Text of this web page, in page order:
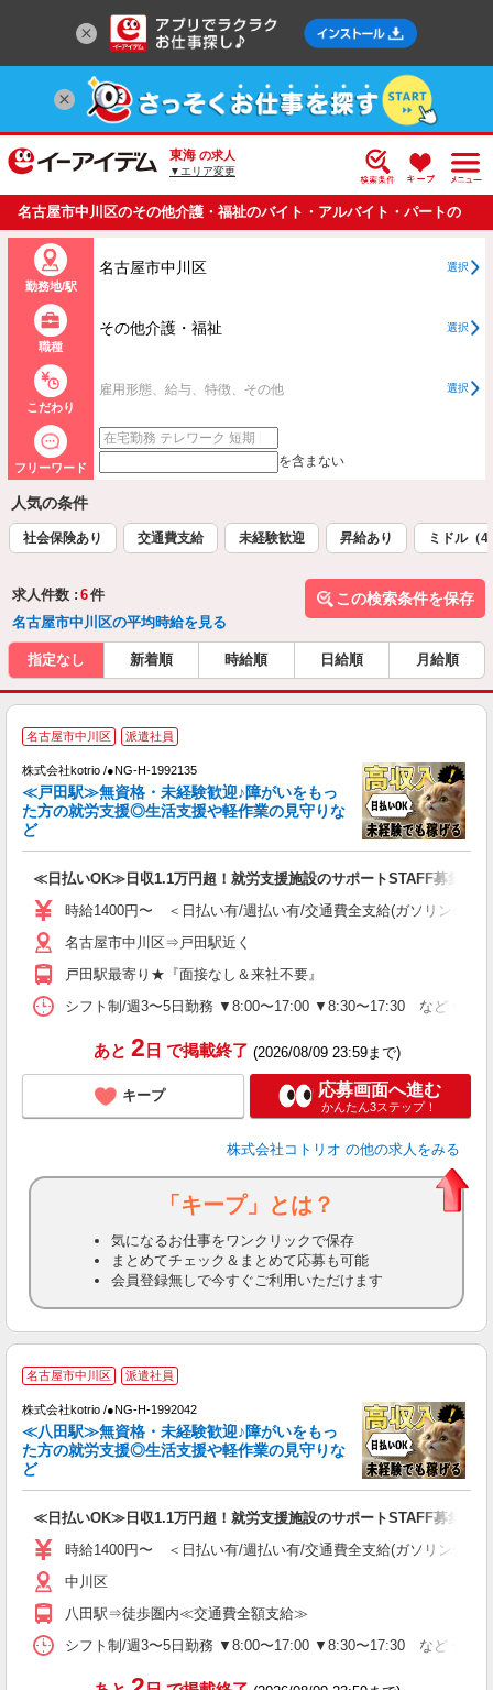
東海 の求人
▼エリア変更
名古屋市中川区のその他介護・福祉のバイト・アルバイト・パートの
求人情報一覧
勤務地/駅
名古屋市中川区 選択
職種
その他介護・福祉 選択
こだわり
雇用形態、給与、特徴、その他 選択
フリーワード を含まない
人気の条件
社会保険あり 交通費支給 未経験歓迎 昇給あり ミドル（
求人件数 : 6件
名古屋市中川区の平均時給を見る
この検索条件を保存
指定なし 新着順 時給順 日給順 月給順
名古屋市中川区 派遣社員
株式会社kotrio /●NG-H-1992135
≪戸田駅≫無資格・未経験歓迎♪障がいをもっ
た方の就労支援◎生活支援や軽作業の見守りな
ど
≪日払いOK≫日収1.1万円超！就労支援施設のサポートSTAFF募集
時給1400円〜 ＜日払い有/週払い有/交通費全支給(ガソリン代含
名古屋市中川区⇒戸田駅近く
戸田駅最寄り★『面接なし＆来社不要』
シフト制/週3〜5日勤務 ▼8:00〜17:00 ▼8:30〜17:30 など 休憩1
あと 2 日 で掲載終了 (2026/08/09 23:59まで)
キープ 応募画面へ進む
かんたん3ステップ！
株式会社コトリオ の他の求人をみる
「キープ」とは？
気になるお仕事をワンクリックで保存
まとめてチェック＆まとめて応募も可能
会員登録無しで今すぐご利用いただけます
名古屋市中川区 派遣社員
株式会社kotrio /●NG-H-1992042
≪八田駅≫無資格・未経験歓迎♪障がいをもっ
た方の就労支援◎生活支援や軽作業の見守りな
ど
≪日払いOK≫日収1.1万円超！就労支援施設のサポートSTAFF募集
時給1400円〜 ＜日払い有/週払い有/交通費全支給(ガソリン代含
中川区
八田駅⇒徒歩圏内≪交通費全額支給≫
シフト制/週3〜5日勤務 ▼8:00〜17:00 ▼8:30〜17:30 など 休憩1